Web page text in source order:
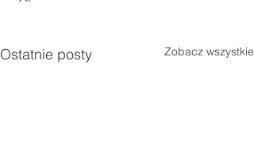
Ostatnie posty Zobacz wszystkie